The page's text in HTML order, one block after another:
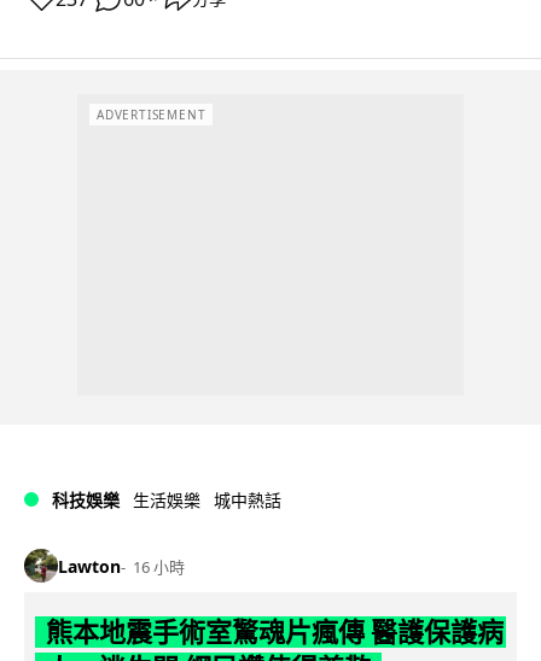
ADVERTISEMENT
科技娛樂 生活娛樂 城中熱話
Lawton 16 小時
熊本地震手術室驚魂片瘋傳 醫護保護病